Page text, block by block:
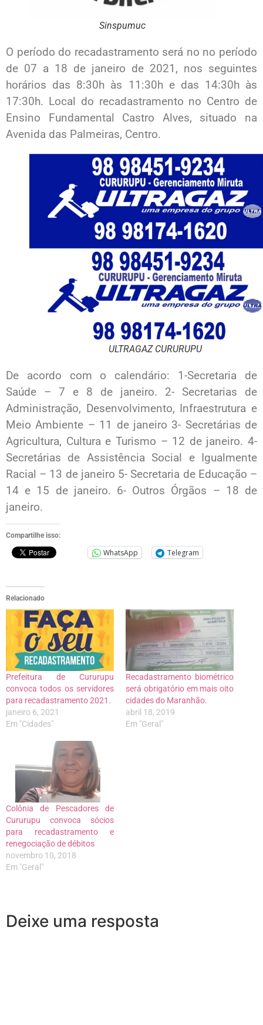
Sinspumuc
O período do recadastramento será no no período
de 07 a 18 de janeiro de 2021, nos seguintes
horários das 8:30h às 11:30h e das 14:30h às
17:30h. Local do recadastramento no Centro de
Ensino Fundamental Castro Alves, situado na
Avenida das Palmeiras, Centro.
ULTRAGAZ CURURUPU
De acordo com o calendário: 1-Secretaria de
Saúde – 7 e 8 de janeiro. 2- Secretarias de
Administração, Desenvolvimento, Infraestrutura e
Meio Ambiente – 11 de janeiro 3- Secretárias de
Agricultura, Cultura e Turismo – 12 de janeiro. 4-
Secretárias de Assistência Social e Igualmente
Racial – 13 de janeiro 5- Secretaria de Educação –
14 e 15 de janeiro. 6- Outros Órgãos – 18 de
janeiro.
Compartilhe isso:
WhatsApp Telegram
Relacionado
Prefeitura de Cururupu
convoca todos os servidores
para recadastramento 2021.
janeiro 6, 2021
Em "Cidades"
Recadastramento biométrico
será obrigatório em mais oito
cidades do Maranhão.
abril 18, 2019
Em "Geral"
Colônia de Pescadores de
Cururupu convoca sócios
para recadastramento e
renegociação de débitos
novembro 10, 2018
Em "Geral"
Deixe uma resposta